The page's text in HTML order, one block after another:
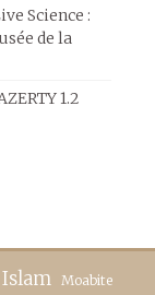
Science :
de la
1.2
Islam Moabite